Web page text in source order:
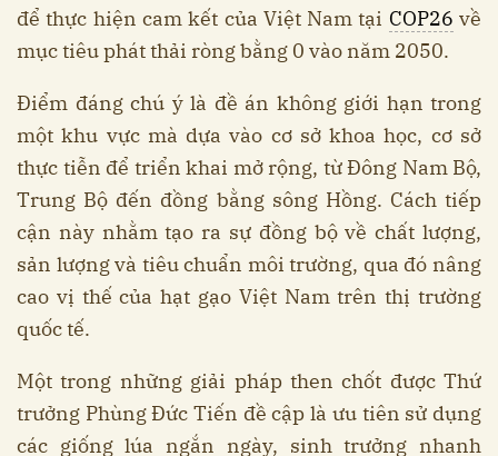
để thực hiện cam kết của Việt Nam tại COP26 về
mục tiêu phát thải ròng bằng 0 vào năm 2050.
Điểm đáng chú ý là đề án không giới hạn trong
một khu vực mà dựa vào cơ sở khoa học, cơ sở
thực tiễn để triển khai mở rộng, từ Đông Nam Bộ,
Trung Bộ đến đồng bằng sông Hồng. Cách tiếp
cận này nhằm tạo ra sự đồng bộ về chất lượng,
sản lượng và tiêu chuẩn môi trường, qua đó nâng
cao vị thế của hạt gạo Việt Nam trên thị trường
quốc tế.
Một trong những giải pháp then chốt được Thứ
trưởng Phùng Đức Tiến đề cập là ưu tiên sử dụng
các giống lúa ngắn ngày, sinh trưởng nhanh